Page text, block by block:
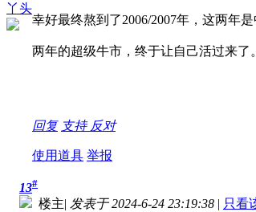
丫头
幸好最终熬到了2006/2007年，这两年
两年的超级牛市，终于让自己活过来了
回复 支持 反对
使用道具 举报
13#
楼主| 发表于 2024-6-24 23:19:38 | 只看